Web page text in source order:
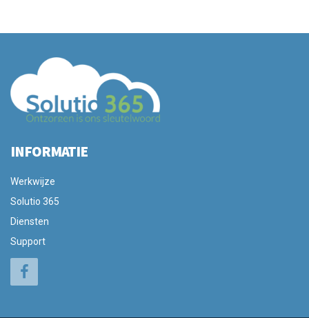
INFORMATIE
Werkwijze
Solutio 365
Diensten
Support